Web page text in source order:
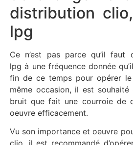
distribution clio,
lpg
Ce n’est pas parce qu’il faut
lpg à une fréquence donnée
fin de ce temps pour opérer le
même occasion, il est
bruit que fait une courroie de
oeuvre efficacement.
Vu son importance etoeuvre